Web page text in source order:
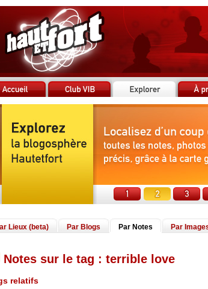
Lieux (beta) Par Blogs Par Notes Par
Notes sur le tag : terrible love
relatifs